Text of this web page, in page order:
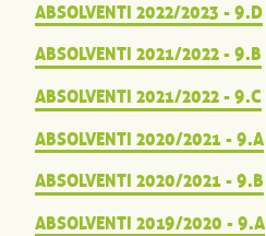
ABSOLVENTI 2022/2023 - 9.D
ABSOLVENTI 2021/2022 - 9.B
ABSOLVENTI 2021/2022 - 9.C
ABSOLVENTI 2020/2021 - 9.A
ABSOLVENTI 2020/2021 - 9.B
ABSOLVENTI 2019/2020 - 9.A